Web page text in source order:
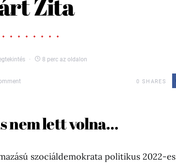
Zita
8 perc az oldalon
0 SHARES
nem lett volna…
szociáldemokrata politikus 2022-es